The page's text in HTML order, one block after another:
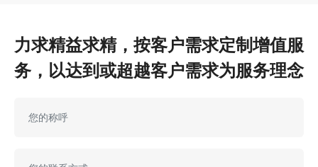
力求精益求精，按客户需求定制增值服
务，以达到或超越客户需求为服务理念